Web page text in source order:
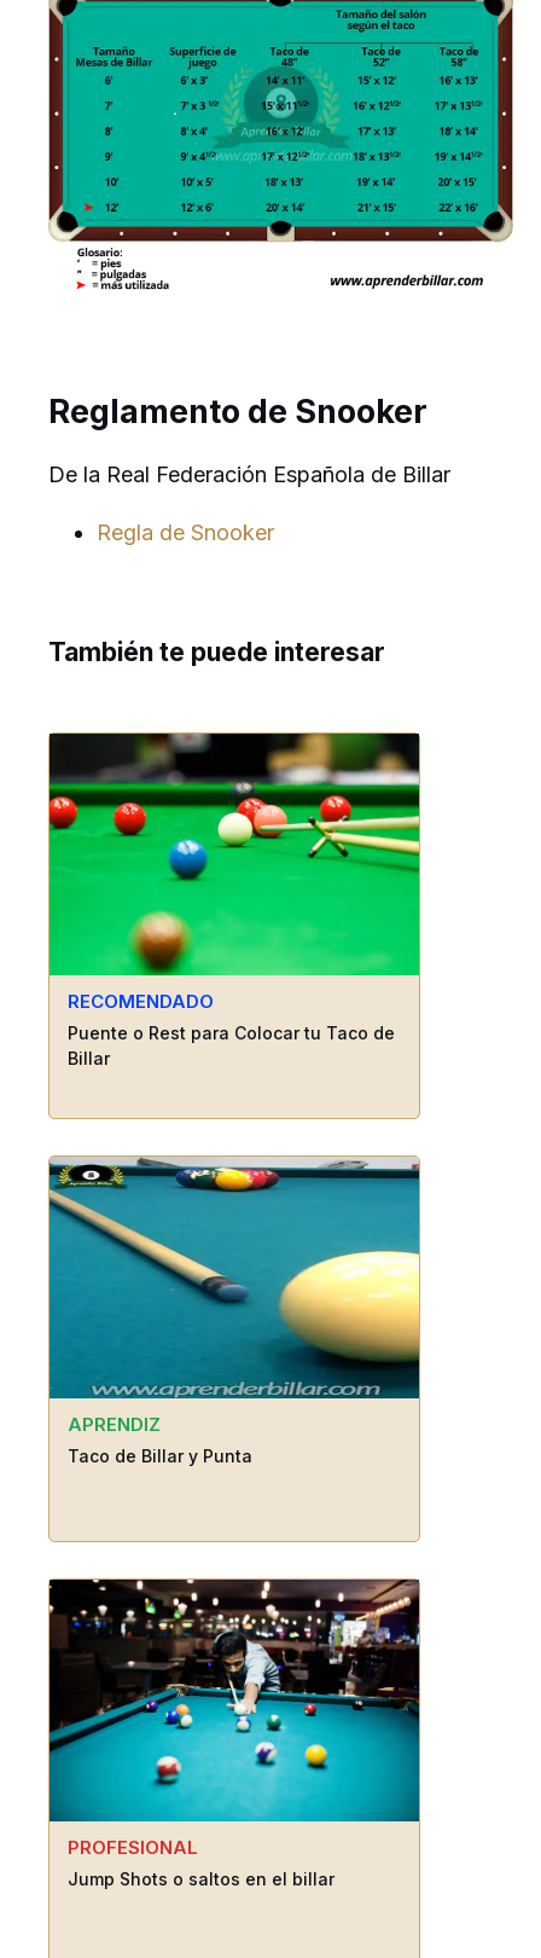
Reglamento de Snooker
De la Real Federación Española de Billar
Regla de Snooker
También te puede interesar
RECOMENDADO
Puente o Rest para Colocar tu Taco de
Billar
APRENDIZ
Taco de Billar y Punta
PROFESIONAL
Jump Shots o saltos en el billar